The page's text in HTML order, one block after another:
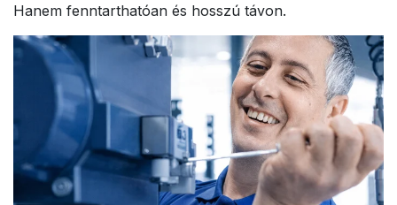
Hanem fenntarthatóan és hosszú távon.